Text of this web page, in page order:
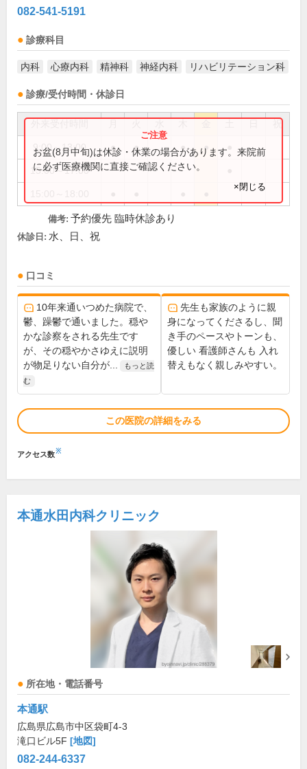
082-541-5191
診療科目
内科 心療内科 精神科 神経内科 リハビリテーション科
診療/受付時間・休診日
祝
9:00～13:00 ● ● ● ●
15:00～17:00
お盆(8月中旬)は休診・休業の場合があります。来院前
に必ず医療機関に直接ご確認ください。
×閉じる
備考: 予約優先 臨時休診あり
休診日: 水、日、祝
口コミ
10年来通いつめた病院で、
鬱、躁鬱で通いました。穏や
かな診察をされる先生です
が、その穏やかさゆえに説明
が物足りない自分が...
もっと読
む
先生も家族のように親
身になってくださるし、聞
き手のペースやトーンも、
優しい 看護師さんも 入れ
替えもなく親しみやすい。
この医院の詳細をみる
アクセス数※
本通水田内科クリニック
所在地・電話番号
本通駅
広島県広島市中区袋町4-3
滝口ビル5F [地図]
082-244-6337